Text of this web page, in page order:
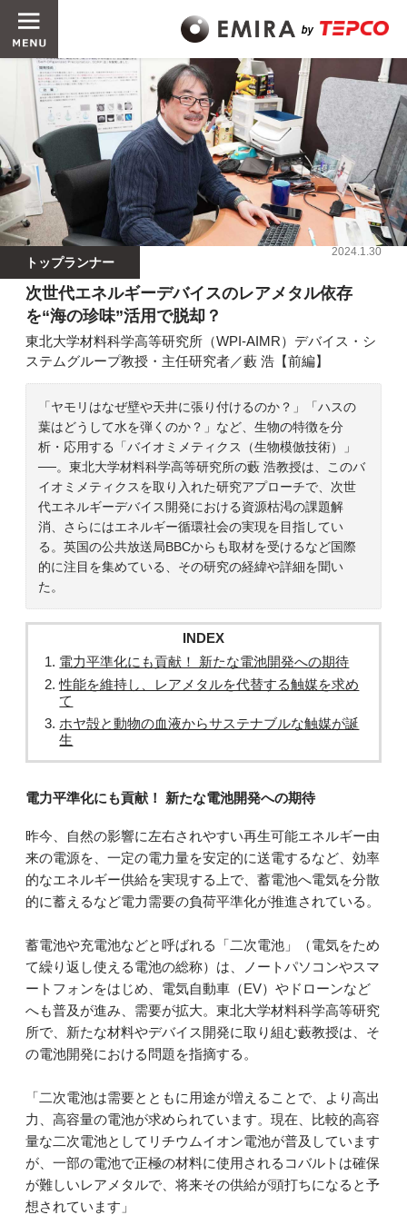
トップランナー
2024.1.30
次世代エネルギーデバイスのレアメタル依存
を“海の珍味”活用で脱却？
東北大学材料科学高等研究所（WPI-AIMR）デバイス・シ
ステムグループ教授・主任研究者／藪 浩【前編】
「ヤモリはなぜ壁や天井に張り付けるのか？」「ハスの
葉はどうして水を弾くのか？」など、生物の特徴を分
析・応用する「バイオミメティクス（生物模倣技術）」
──。東北大学材料科学高等研究所の藪 浩教授は、このバ
イオミメティクスを取り入れた研究アプローチで、次世
代エネルギーデバイス開発における資源枯渇の課題解
消、さらにはエネルギー循環社会の実現を目指してい
る。英国の公共放送局BBCからも取材を受けるなど国際
的に注目を集めている、その研究の経緯や詳細を聞い
た。
INDEX
電力平準化にも貢献！ 新たな電池開発への期待
性能を維持し、レアメタルを代替する触媒を求め
て
ホヤ殻と動物の血液からサステナブルな触媒が誕
生
電力平準化にも貢献！ 新たな電池開発への期待
昨今、自然の影響に左右されやすい再生可能エネルギー由
来の電源を、一定の電力量を安定的に送電するなど、効率
的なエネルギー供給を実現する上で、蓄電池へ電気を分散
的に蓄えるなど電力需要の負荷平準化が推進されている。
蓄電池や充電池などと呼ばれる「二次電池」（電気をため
て繰り返し使える電池の総称）は、ノートパソコンやスマ
ートフォンをはじめ、電気自動車（EV）やドローンなど
へも普及が進み、需要が拡大。東北大学材料科学高等研究
所で、新たな材料やデバイス開発に取り組む藪教授は、そ
の電池開発における問題を指摘する。
「二次電池は需要とともに用途が増えることで、より高出
力、高容量の電池が求められています。現在、比較的高容
量な二次電池としてリチウムイオン電池が普及しています
が、一部の電池で正極の材料に使用されるコバルトは確保
が難しいレアメタルで、将来その供給が頭打ちになると予
想されています」